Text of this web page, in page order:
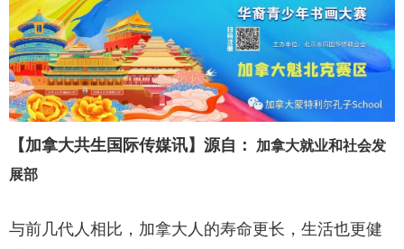
【加拿大共生国际传媒讯】源自：
加拿大就业和社会发
展部
与前几代人相比，加拿大人的寿命更长，生活也更健